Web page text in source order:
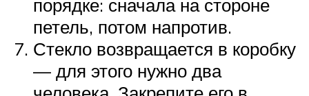
порядке: сначала на стороне
петель, потом напротив.
Стекло возвращается в коробку
— для этого нужно два